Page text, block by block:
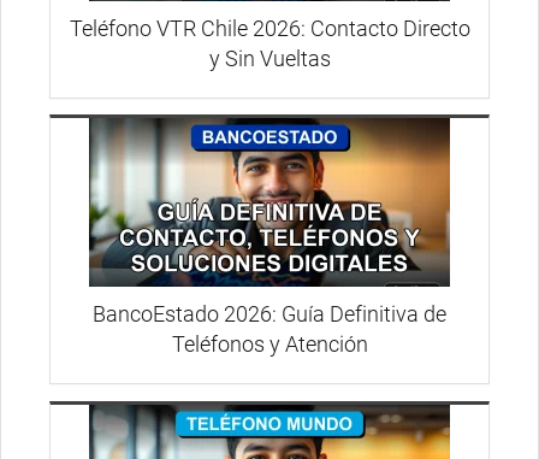
Teléfono VTR Chile 2026: Contacto Directo
y Sin Vueltas
BancoEstado 2026: Guía Definitiva de
Teléfonos y Atención